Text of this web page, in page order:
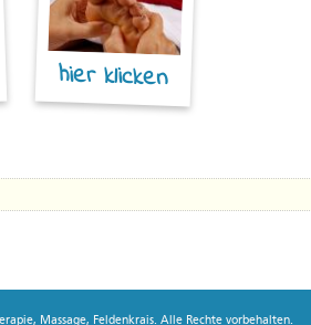
hier klicken
Massage, Feldenkrais. Alle Rechte vorbehalten.